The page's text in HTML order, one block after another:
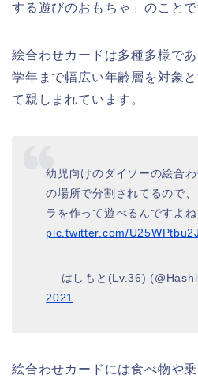
する遊びのおもちゃ」のことで
絵合わせカードは多種多様で
学年まで幅広い年齢層を対象
て親しまれています。
幼児向けのダイソーの絵合
の場所で分割されてるので
ラを作って遊べるんですよね
pic.twitter.com/U25WPtbu2J
— はしもと(Lv.36)
2021
絵合わせカードには食べ物や